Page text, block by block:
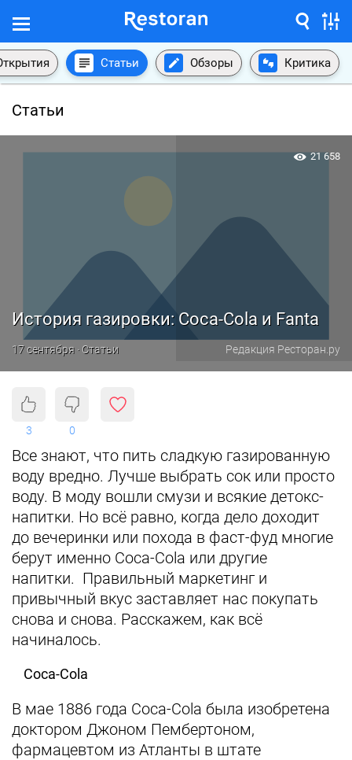
Статьи Обзоры Критика
Статьи
История газировки: Coca-Cola и Fanta
17 сентября · Статьи Редакция Ресторан.ру
21 658
3 0
Все знают, что пить сладкую газированную
воду вредно. Лучше выбрать сок или просто
воду. В моду вошли смузи и всякие детокс-
напитки. Но всё равно, когда дело доходит
до вечеринки или похода в фаст-фуд многие
берут именно Coca-Cola или другие
напитки. Правильный маркетинг и
привычный вкус заставляет нас покупать
снова и снова. Расскажем, как всё
начиналось.
Coca-Cola
В мае 1886 года Coca-Cola была изобретена
доктором Джоном Пембертоном,
фармацевтом из Атланты в штате